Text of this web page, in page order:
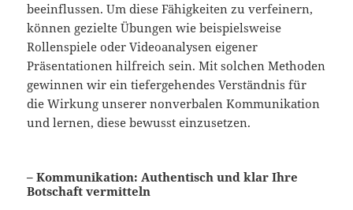
beeinflussen. Um diese Fähigkeiten zu verfeinern,
können gezielte Übungen wie beispielsweise
Rollenspiele oder Videoanalysen eigener
Präsentationen hilfreich sein. Mit solchen Methoden
gewinnen wir ein tiefergehendes Verständnis für
die Wirkung unserer nonverbalen Kommunikation
und lernen, diese bewusst einzusetzen.
– Kommunikation: Authentisch und klar Ihre
Botschaft vermitteln